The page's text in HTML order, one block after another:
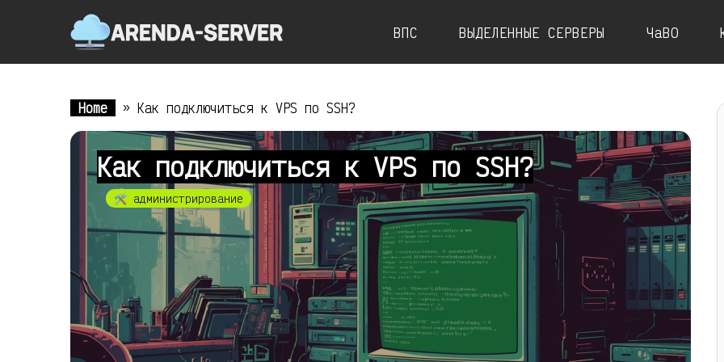
ВПС ВЫДЕЛЕННЫЕ СЕРВЕРЫ ЧаВО
Home » Как подключиться к VPS по SSH?
Как подключиться к VPS по SSH?
🛠️ администрирование